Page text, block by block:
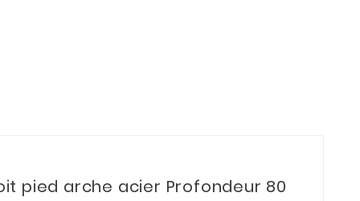
pied arche acier Profondeur 80